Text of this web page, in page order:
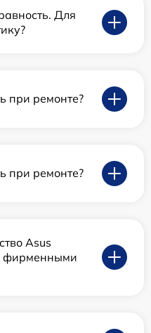
Для
при ремонте?
при ремонте?
Asus
фирменными